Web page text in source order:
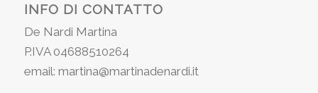
INFO DI CONTATTO
De Nardi Martina
P.IVA 04688510264
email: martina@martinadenardi.it